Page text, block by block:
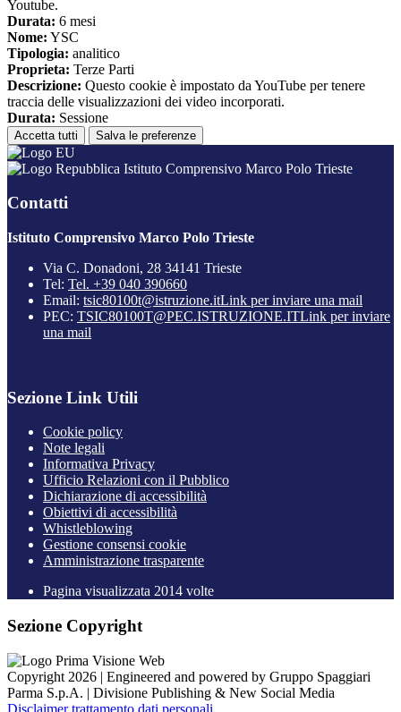
Youtube.
Durata: 6 mesi
Nome: YSC
Tipologia: analitico
Proprieta: Terze Parti
Descrizione: Questo cookie è impostato da YouTube per tenere
traccia delle visualizzazioni dei video incorporati.
Durata: Sessione
Accetta tutti Salva le preferenze
Istituto Comprensivo Marco Polo Trieste
Contatti
Istituto Comprensivo Marco Polo Trieste
Via C. Donadoni, 28 34141 Trieste
Tel: Tel. +39 040 390660
Email: tsic80100t@istruzione.itLink per inviare una mail
PEC: TSIC80100T@PEC.ISTRUZIONE.ITLink per inviare
una mail
Sezione Link Utili
Cookie policy
Note legali
Informativa Privacy
Ufficio Relazioni con il Pubblico
Dichiarazione di accessibilità
Obiettivi di accessibilità
Whistleblowing
Gestione consensi cookie
Amministrazione trasparente
Pagina visualizzata 2014 volte
Sezione Copyright
Copyright 2026 | Engineered and powered by Gruppo Spaggiari
Parma S.p.A. | Divisione Publishing & New Social Media
Disclaimer trattamento dati personali